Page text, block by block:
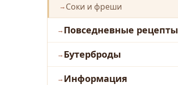
Соки и фреши
Повседневные рецепты
Бутерброды
Информация